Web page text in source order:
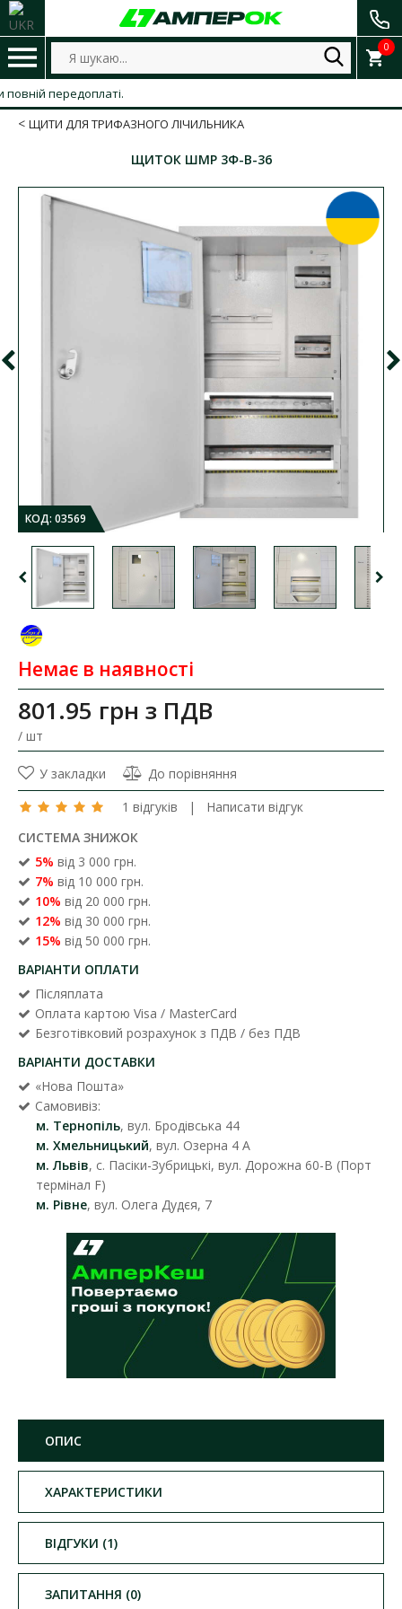
0
передоплаті.
ЩИТИ ДЛЯ ТРИФАЗНОГО ЛІЧИЛЬНИКА
ЩИТОК ШМР 3Ф-В-36
КОД: 03569
Немає в наявності
801.95 грн з ПДВ
/ шт
У закладки
До порівняння
1 відгуків | Написати відгук
СИСТЕМА ЗНИЖОК
5% від 3 000 грн.
7% від 10 000 грн.
10% від 20 000 грн.
12% від 30 000 грн.
15% від 50 000 грн.
ВАРІАНТИ ОПЛАТИ
Післяплата
Оплата картою Visa / MasterCard
Безготівковий розрахунок з ПДВ / без ПДВ
ВАРІАНТИ ДОСТАВКИ
«Нова Пошта»
Самовивіз:
м. Тернопіль, вул. Бродівська 44
м. Хмельницький, вул. Озерна 4 А
м. Львів, с. Пасіки-Зубрицькі, вул. Дорожна 60-В (Порт
термінал F)
м. Рівне, вул. Олега Дудєя, 7
ОПИС
ХАРАКТЕРИСТИКИ
ВІДГУКИ (1)
ЗАПИТАННЯ (0)